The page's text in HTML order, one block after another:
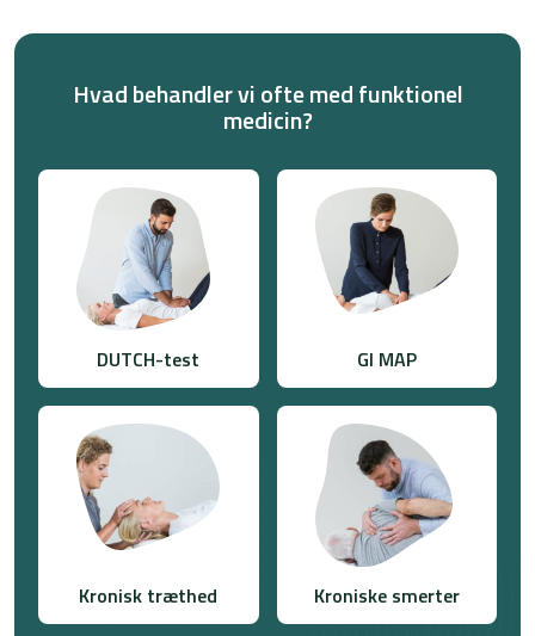
Hvad behandler vi ofte med funktionel
medicin?
DUTCH-test GI MAP
Kronisk træthed Kroniske smerter​